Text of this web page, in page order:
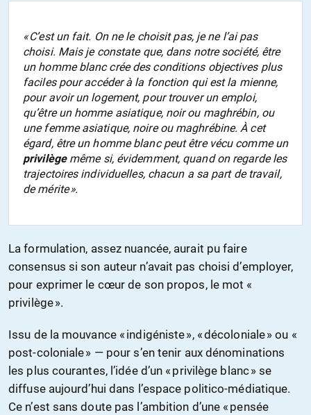
« C’est un fait. On ne le choisit pas, je ne l’ai pas
choisi. Mais je constate que, dans notre société, être
un homme blanc crée des conditions objectives plus
faciles pour accéder à la fonction qui est la mienne,
pour avoir un logement, pour trouver un emploi,
qu’être un homme asiatique, noir ou maghrébin, ou
une femme asiatique, noire ou maghrébine. À cet
égard, être un homme blanc peut être vécu comme un
privilègemême si, évidemment, quand on regarde les
trajectoires individuelles, chacun a sa part de travail,
de mérite ».
La formulation, assez nuancée, aurait pu faire
consensus si son auteur n’avait pas choisi d’employer,
pour exprimer le cœur de son propos, le mot «
privilège ».
Issu de la mouvance « indigéniste », « décoloniale » ou «
post-coloniale » — pour s’en tenir aux dénominations
les plus courantes, l’idée d’un « privilège blanc » se
diffuse aujourd’hui dans l’espace politico-médiatique.
Ce n’est sans doute pas l’ambition d’une « pensée